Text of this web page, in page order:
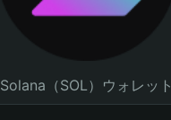
Solana（SOL）ウォレット